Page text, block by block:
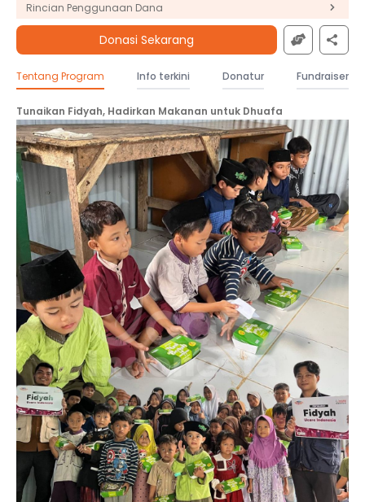
Rincian Penggunaan Dana
Donasi Sekarang
Tentang Program Info terkini Donatur Fundraiser
Tunaikan Fidyah, Hadirkan Makanan untuk Dhuafa